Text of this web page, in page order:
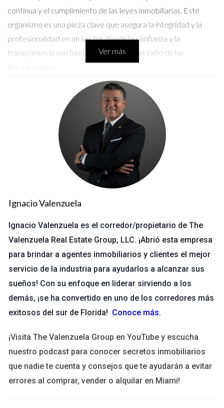
continua y el cumplimiento de las leyes inmobiliarias. Este
organismo es una pieza clave que asegura la integridad y la
profesionalidad en un sector donde la confianza y la
transparencia son fundamentales para el éxito de las
Funciones de la FREC
Entre las diversas funciones que desempeña la FREC,
destacan las siguientes:
Emisión de licencias:
La FREC concede licencias a
corredores y agentes de bienes raíces, asegurándose
de que cumplan con los requisitos de formación y ética.
Regulación de la práctica inmobiliaria:
establece reglas y regulaciones que deben seguir los
profesionales en el campo, promoviendo mejores
Educación y capacitación:Proporciona recursos
que los agentes se mantengan actualizados con las leyes
y tendencias del mercado.
Investigación y resolución de quejas:La FREC recibe y
analiza las quejas de los consumidores contra los
agentes inmobiliarios, tomando medidas cuando sea
necesario para proteger al público.
inmobiliario
La FREC juega un papel vital no solo para los agentes y
corredores de bienes raíces, sino también para los
consumidores que buscan comprar o vender propiedades. Su
Ver más
Ignacio Valenzuela
Ignacio Valenzuela es el corredor/propietario de The
Valenzuela Real Estate Group, LLC. ¡Abrió esta empresa
para brindar a agentes inmobiliarios y clientes el mejor
servicio de la industria para ayudarlos a alcanzar sus
sueños! Con su enfoque en liderar sirviendo a los
demás, ¡se ha convertido en uno de los corredores más
exitosos del sur de Florida! Conoce más.
¡Visita The Valenzuela Group en YouTube y escucha
nuestro podcast para conocer secretos inmobiliarios
que nadie te cuenta y consejos que te ayudarán a evitar
errores al comprar, vender o alquilar en Miami!